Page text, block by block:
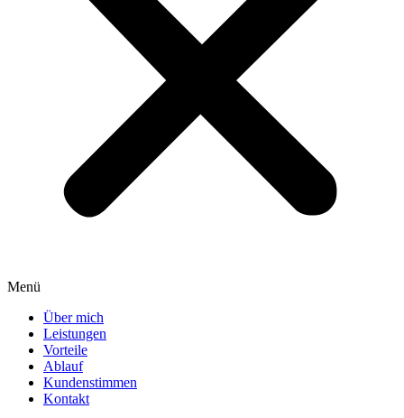
Menü
Über mich
Leistungen
Vorteile
Ablauf
Kundenstimmen
Kontakt